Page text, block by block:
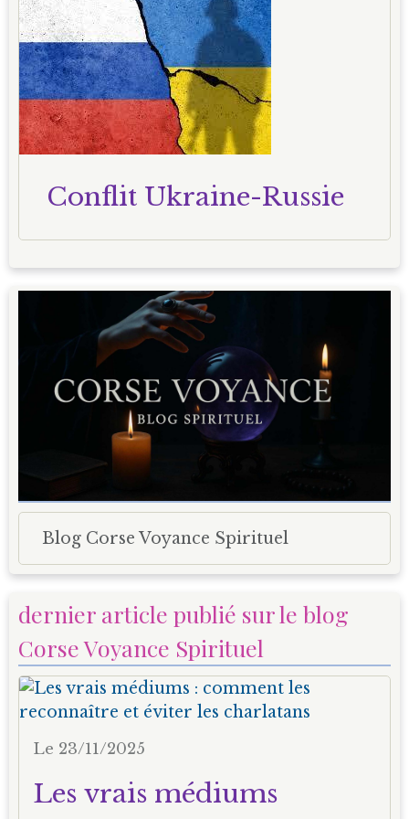
Conflit Ukraine-Russie
Blog Corse Voyance Spirituel
dernier article publié sur le blog
Corse Voyance Spirituel
Le 23/11/2025
Les vrais médiums